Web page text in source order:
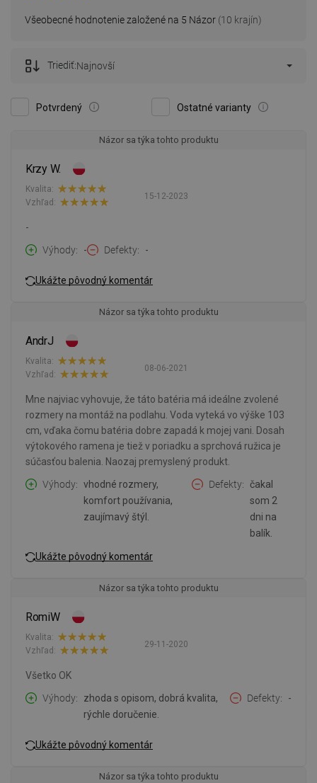
Všeobecné hodnotenie založené na 5 Názor (10 krajín)
Potvrdený Ostatné varianty
Triediť:Najnovší
Názor sa týka tohto produktu
Krzy W.
15-12-2023
Kvalita:
Vzhľad:
-
Výhody
- Defekty -
Ukážte pôvodný komentár
Názor sa týka tohto produktu
AndrJ
08-06-2021
Kvalita:
Vzhľad:
Mne najviac vyhovuje, že táto batéria má ideálne zvolené
rozmery na montáž na podlahu. Voda vyteká vo výške 103
cm, vďaka čomu batéria dobre zapadá k mojej vani. Dosah
výtokového ramena je tiež v poriadku a sprchová ružica je
súčasťou balenia. Naozaj premyslený produkt.
Výhody
vhodné rozmery,
komfort používania,
zaujímavý štýl.
Defekty
čakal
som 2
dni na
balík.
Ukážte pôvodný komentár
Názor sa týka tohto produktu
RomiW
29-11-2020
Kvalita:
Vzhľad:
Všetko OK
Výhody
zhoda s opisom, dobrá kvalita,
rýchle doručenie.
Defekty -
Ukážte pôvodný komentár
Názor sa týka tohto produktu